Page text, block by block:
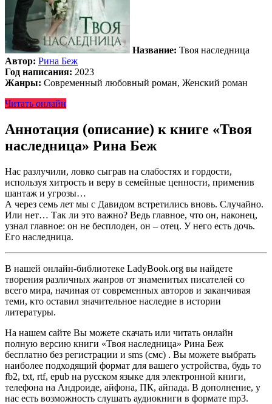
Название: Твоя наследница
Автор: Рина Беж
Год написания: 2023
Жанры: Современный любовный роман, Женский роман
Читать онлайн
Аннотация (описание) к книге «Твоя
наследница» Рина Беж
Нас разлучили, ловко сыграв на слабостях и гордости,
используя хитрость и веру в семейные ценности, применив
шантаж и угрозы…
А через семь лет мы с Давидом встретились вновь. Случайно.
Или нет… Так ли это важно? Ведь главное, что он, наконец,
узнал главное: он не бесплоден, он – отец. У него есть дочь.
Его наследница.
В нашей онлайн-библиотеке LadyBook.org вы найдете
творения различных жанров от знаменитых писателей со
всего мира, начиная от современных авторов и заканчивая
теми, кто оставил значительное наследие в истории
литературы.
На нашем сайте Вы можете скачать или читать онлайн
полную версию книги «Твоя наследница» Рина Беж
бесплатно без регистрации и sms (смс) . Вы можете выбрать
наиболее подходящий формат для вашего устройства, будь то
fb2, txt, rtf, epub на русском языке для электронной книги,
телефона на Андроиде, айфона, ПК, айпада. В дополнение, у
нас есть возможность слушать аудиокниги в формате mp3.